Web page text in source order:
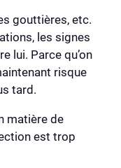
gouttières, etc.
les signes
lui. Parce qu’on
risque
tard.
matière de
est trop